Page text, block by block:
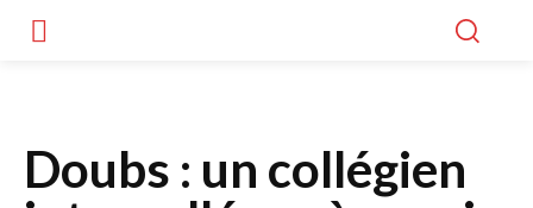
Doubs : un collégien